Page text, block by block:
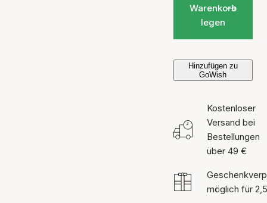
Warenkorb
legen
Hinzufügen zu
GoWish
Kostenloser
Versand bei
Bestellungen
über 49 €
möglich für